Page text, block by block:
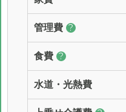
管理費 ?
食費 ?
水道・光熱費